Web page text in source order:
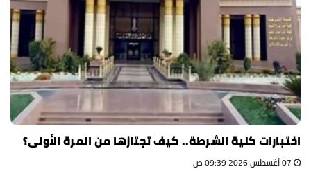
اختبارات كلية الشرطة.. كيف تجتازها من المرة الأولى؟